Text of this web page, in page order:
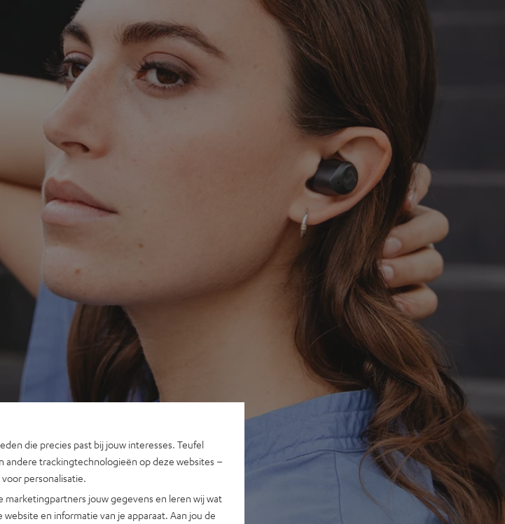
die precies past bij jouw interesses. Teufel
andere trackingtechnologieën op deze websites –
personalisatie.
jouw gegevens en leren wij wat
en informatie van je apparaat. Aan jou de